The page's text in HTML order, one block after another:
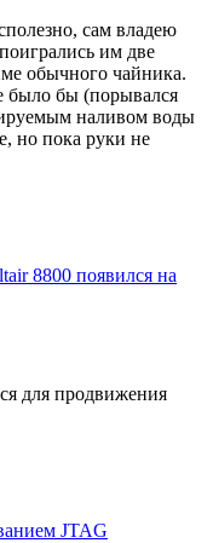
сам владею
им две
обычного чайника.
было бы (порывался
наливом воды
но пока руки не
8800 появился на
для продвижения
JTAG